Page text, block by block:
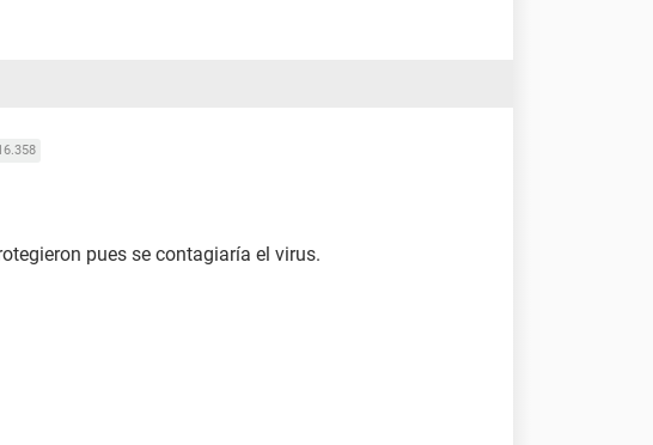
pues se contagiaría el virus.